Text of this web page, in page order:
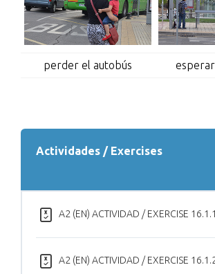
perder el autobús
Actividades / Exercises
A2 (EN) ACTIVIDAD / EXERCISE 16.1.1
A2 (EN) ACTIVIDAD / EXERCISE